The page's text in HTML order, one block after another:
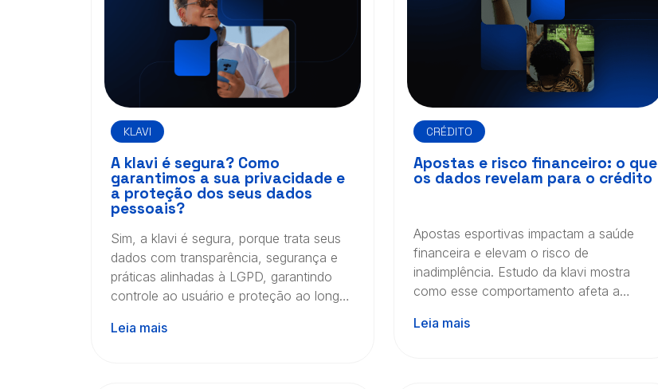
KLAVI
A klavi é segura? Como
garantimos a sua privacidade e
a proteção dos seus dados
pessoais?
Sim, a klavi é segura, porque trata seus
dados com transparência, segurança e
práticas alinhadas à LGPD, garantindo
controle ao usuário e proteção ao longo
Leia mais
CRÉDITO
Apostas e risco financeiro: o que
os dados revelam para o crédito
Apostas esportivas impactam a saúde
financeira e elevam o risco de
inadimplência. Estudo da klavi mostra
como esse comportamento afeta a
Leia mais